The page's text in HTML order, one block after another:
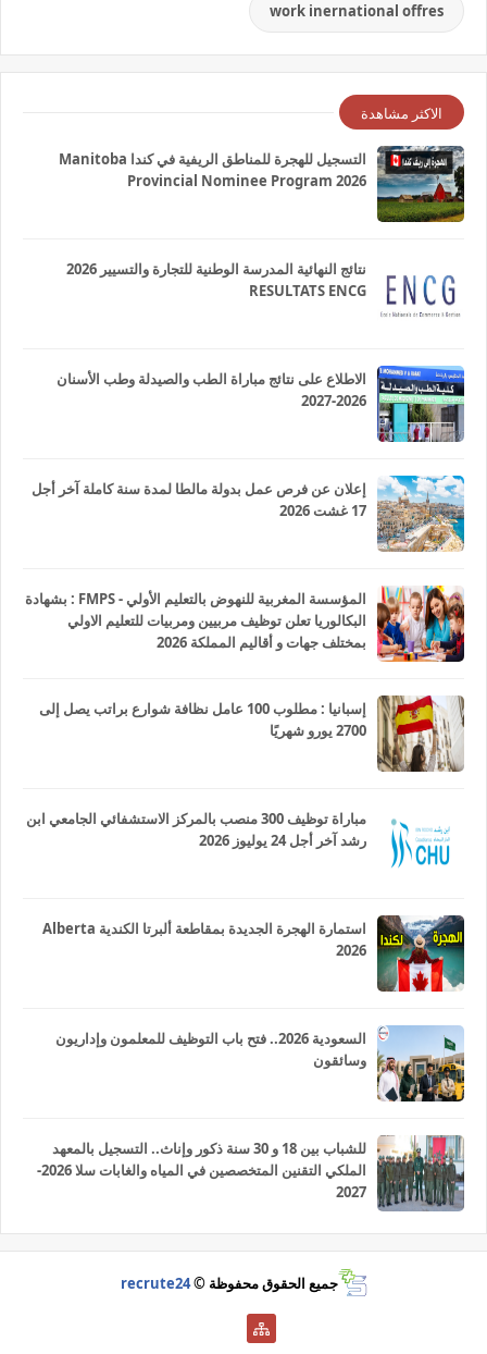
work inernational offres
الاكثر مشاهدة
التسجيل للهجرة للمناطق الريفية في كندا Manitoba
Provincial Nominee Program 2026
نتائج النهائية المدرسة الوطنية للتجارة والتسيير 2026
RESULTATS ENCG
الاطلاع على نتائج مباراة الطب والصيدلة وطب الأسنان
2026-2027
إعلان عن فرص عمل بدولة مالطا لمدة سنة كاملة آخر أجل
17 غشت 2026
المؤسسة المغربية للنهوض بالتعليم الأولي - FMPS : بشهادة
البكالوريا تعلن توظيف مربيين ومربيات للتعليم الاولي
بمختلف جهات و أقاليم المملكة 2026
إسبانيا : مطلوب 100 عامل نظافة شوارع براتب يصل إلى
2700 يورو شهريًا
مباراة توظيف 300 منصب بالمركز الاستشفائي الجامعي ابن
رشد آخر أجل 24 يوليوز 2026
استمارة الهجرة الجديدة بمقاطعة ألبرتا الكندية Alberta
2026
السعودية 2026.. فتح باب التوظيف للمعلمون وإداريون
وسائقون
للشباب بين 18 و 30 سنة ذكور وإناث.. التسجيل بالمعهد
الملكي التقنين المتخصصين في المياه والغابات سلا 2026-
2027
جميع الحقوق محفوظة ©recrute24